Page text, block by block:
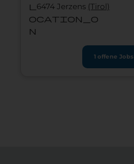
l
ocation_o
n
6474 Jerzens (Tirol)
1 offene Jobs